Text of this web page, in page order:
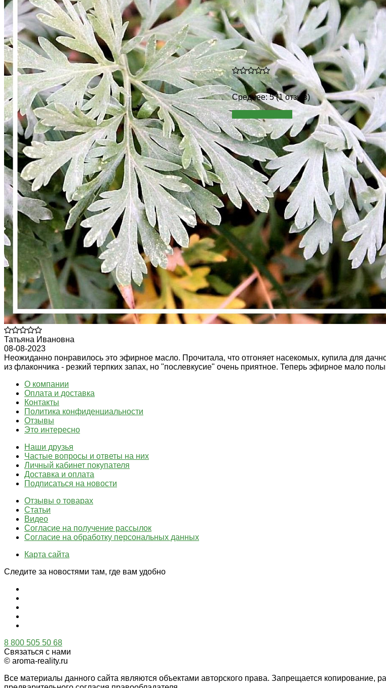
Среднее: 5 (1 отзыв)
Татьяна Ивановна
08-08-2023
Неожиданно понравилось это эфирное масло. Прочитала, что отгоняет насекомых, купила для
из флакончика - резкий терпких запах, но "послевкусие" очень приятное. Теперь эфирное мало
О компании
Оплата и доставка
Контакты
Политика конфиденциальности
Отзывы
Это интересно
Наши друзья
Частые вопросы и ответы на них
Личный кабинет покупателя
Доставка и оплата
Подписаться на новости
Отзывы о товарах
Статьи
Видео
Согласие на получение рассылок
Согласие на обработку персональных данных
Карта сайта
Следите за новостями там, где вам удобно
8 800 505 50 68
Связаться с нами
© aroma-reality.ru
Все материалы данного сайта являются объектами авторского права. Запрещается копирование,